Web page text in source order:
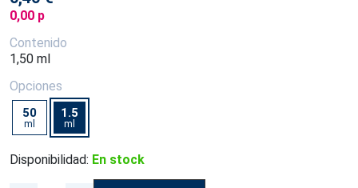
0,00 p
Contenido
1,50 ml
Opciones
50
ml
1.5
ml
Disponibilidad: En stock